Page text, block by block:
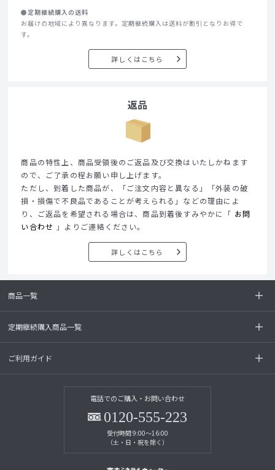
●定期継続購入の送料
お届けの地域により異なります。定期継続購入は送料が割引となりお得で
す。
詳しくはこちら
返品
商品の特性上、商品受領後のご返品及び交換はいたしかねます
ので、ご了承の程お願い申し上げます。
ただし、到着した商品が、「ご注文内容と異なる」「外装の破
損・損傷で不良品であることが考えられる」などの理由によ
り、ご返品を希望される場合は、商品到着後すみやかに「 お問
い合わせ 」よりご連絡ください。
詳しくはこちら
商品一覧
定期継続購入商品一覧
ご利用ガイド
電話でのご購入・お問い合わせ
0120-555-223
受付時間 9:00～16:00
（土・日・祝を除く）